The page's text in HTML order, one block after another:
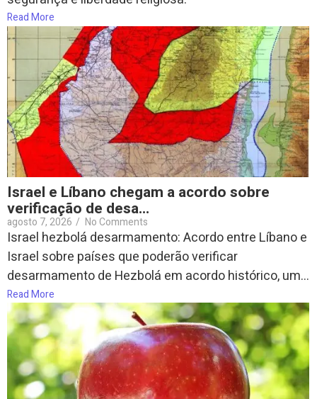
Read More
Israel e Líbano chegam a acordo sobre
verificação de desa…
agosto 7, 2026 / No Comments
Israel hezbolá desarmamento: Acordo entre Líbano e
Israel sobre países que poderão verificar
desarmamento de Hezbolá em acordo histórico, um...
Read More